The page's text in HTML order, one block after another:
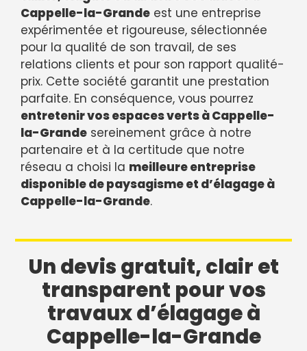
Cappelle-la-Grande est une entreprise
expérimentée et rigoureuse, sélectionnée
pour la qualité de son travail, de ses
relations clients et pour son rapport qualité-
prix. Cette société garantit une prestation
parfaite. En conséquence, vous pourrez
entretenir vos espaces verts à Cappelle-
la-Grande sereinement grâce à notre
partenaire et à la certitude que notre
réseau a choisi la meilleure entreprise
disponible de paysagisme et d’élagage à
Cappelle-la-Grande.
Un devis gratuit, clair et
transparent pour vos
travaux d’élagage à
Cappelle-la-Grande